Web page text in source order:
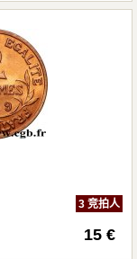
3 竞拍人
15 €